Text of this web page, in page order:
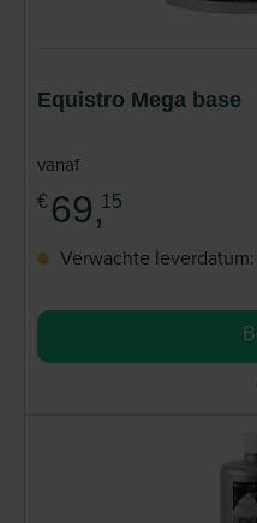
Equistro Mega base
vanaf
€ 69,15
Verwachte